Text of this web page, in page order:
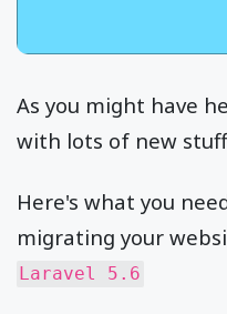
As you might have
with lots of new
Here's what you
migrating your
Laravel 5.6